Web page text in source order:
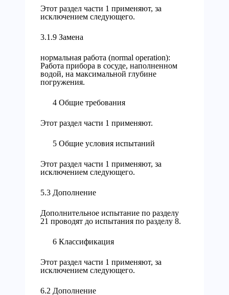
Этот раздел части 1 применяют, за
исключением следующего.
3.1.9 Замена
нормальная работа (normal operation):
Работа прибора в сосуде, наполненном
водой, на максимальной глубине
погружения.
4 Общие требования
Этот раздел части 1 применяют.
5 Общие условия испытаний
Этот раздел части 1 применяют, за
исключением следующего.
5.3 Дополнение
Дополнительное испытание по разделу
21 проводят до испытания по разделу 8.
6 Классификация
Этот раздел части 1 применяют, за
исключением следующего.
6.2 Дополнение